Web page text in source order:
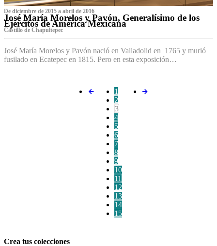
De diciembre de 2015 a abril de 2016
José María Morelos y Pavón, Generalísimo de los
Ejércitos de América Mexicana
C‌astillo de Chapultepec
José María Morelos y Pavón nació en Valladolid en 1765 y murió
fusilado en Ecatepec en 1815. Pero en esta exposición…
1
2
3
4
5
6
7
8
9
10
11
12
13
14
15
Crea tus colecciones